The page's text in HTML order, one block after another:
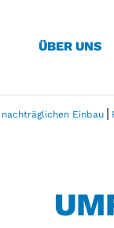
ÜBER UNS
Einbau